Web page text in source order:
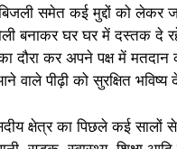
बिजली समेत कई मुद्दों को
बनाकर घर घर में दस्तक दे
दौरा कर अपने पक्ष में
वाले पीढ़ी को सुरक्षित
क्षेत्र का पिछले कई